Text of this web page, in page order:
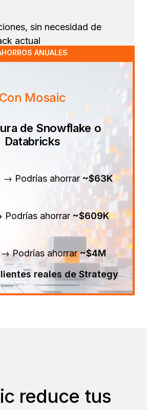
sin necesidad de
actual
ANUALES
Con Mosaic
de Snowflake o
Databricks
→ Podrías ahorrar ~$63K
Podrías ahorrar ~$609K
→ Podrías ahorrar~$4M
reales de Strategy
reduce tus